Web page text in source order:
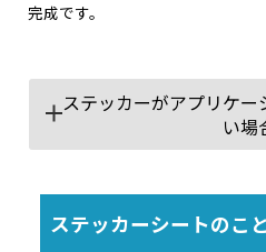
完成です。
ステッカーがアプリケー
い場
ステッカーシートのこ